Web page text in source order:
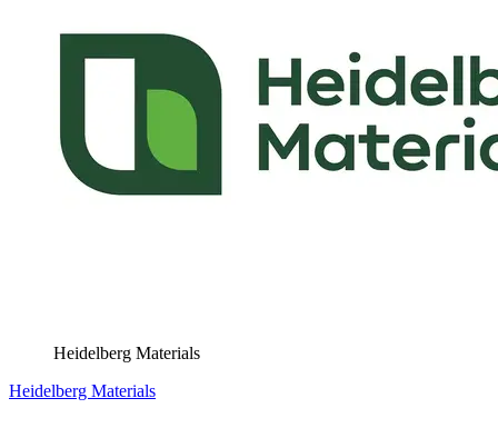
Heidelberg Materials
Heidelberg Materials